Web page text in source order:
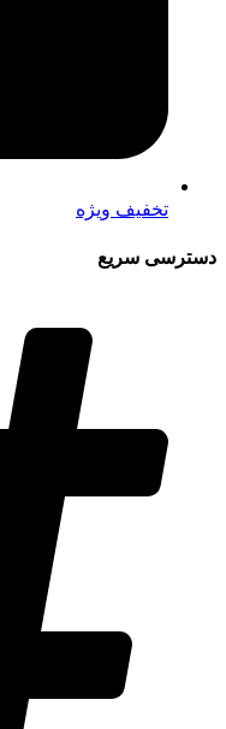
تخفیف ویژه
دسترسی سریع